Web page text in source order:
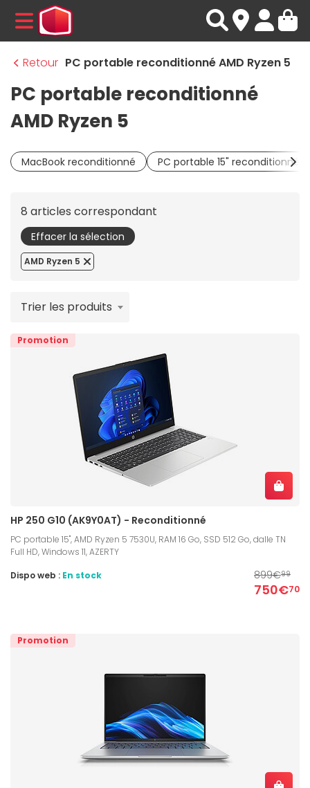
MENU
Retour PC portable reconditionné AMD Ryzen 5
PC portable reconditionné
AMD Ryzen 5
MacBook reconditionné PC portable 15" reconditionné
8 articles correspondant
Effacer la sélection
AMD Ryzen 5
Trier les produits
Promotion
HP 250 G10 (AK9Y0AT) - Reconditionné
PC portable 15", AMD Ryzen 5 7530U, RAM 16 Go, SSD 512 Go, dalle TN
Full HD, Windows 11, AZERTY
899€99
750€70
Dispo web : En stock
Promotion